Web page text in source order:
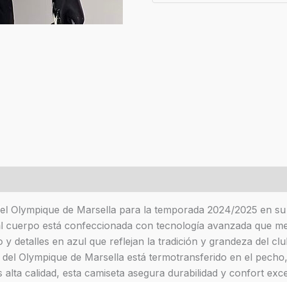
Olympique de Marsella para la temporada 2024/2025 en
cuerpo está confeccionada con tecnología avanzada que
detalles en azul que reflejan la tradición y grandeza del
Olympique de Marsella está termotransferido en el
calidad, esta camiseta asegura durabilidad y confort